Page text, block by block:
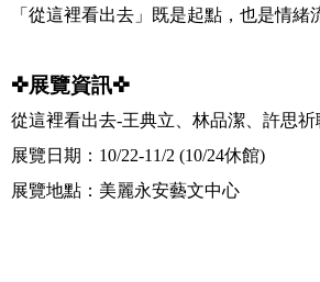
「從這裡看出去」既是起點，也是情緒
✜展覽資訊✜
從這裡看出去-王典立、林品潔、許思祈
展覽日期： 10/22-11/2 (10/24休館)
展覽地點：美麗永安藝文中心